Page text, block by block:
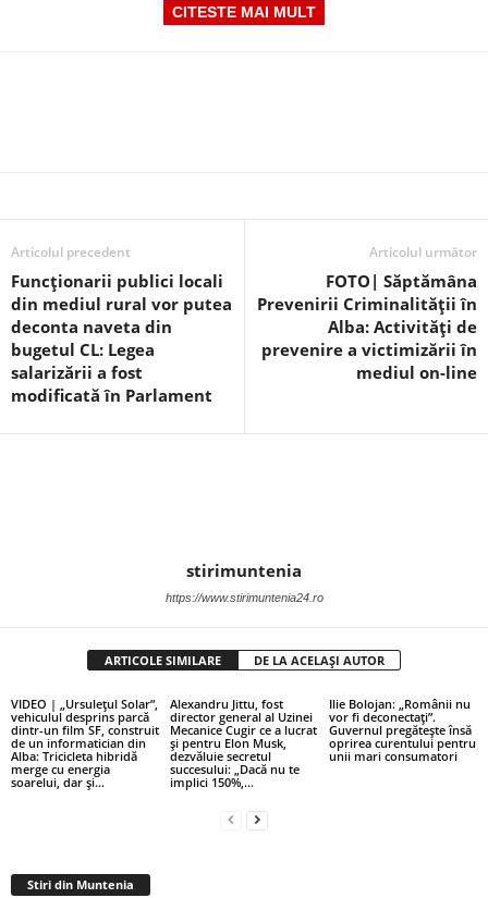
CITESTE MAI MULT
Articolul precedent
Funcționarii publici locali
din mediul rural vor putea
deconta naveta din
bugetul CL: Legea
salarizării a fost
modificată în Parlament
Articolul următor
FOTO| Săptămâna
Prevenirii Criminalității în
Alba: Activități de
prevenire a victimizării în
mediul on-line
stirimuntenia
https://www.stirimuntenia24.ro
ARTICOLE SIMILARE DE LA ACELAȘI AUTOR
VIDEO | „Ursulețul Solar”,
vehiculul desprins parcă
dintr-un film SF, construit
de un informatician din
Alba: Tricicleta hibridă
merge cu energia
soarelui, dar și...
Alexandru Jittu, fost
director general al Uzinei
Mecanice Cugir ce a lucrat
și pentru Elon Musk,
dezvăluie secretul
succesului: „Dacă nu te
implici 150%,...
Ilie Bolojan: „Românii nu
vor fi deconectați”.
Guvernul pregătește însă
oprirea curentului pentru
unii mari consumatori
Stiri din Muntenia